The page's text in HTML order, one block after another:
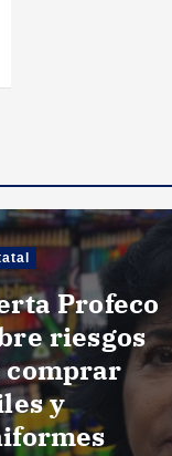
Profeco
riesgos
comprar
y